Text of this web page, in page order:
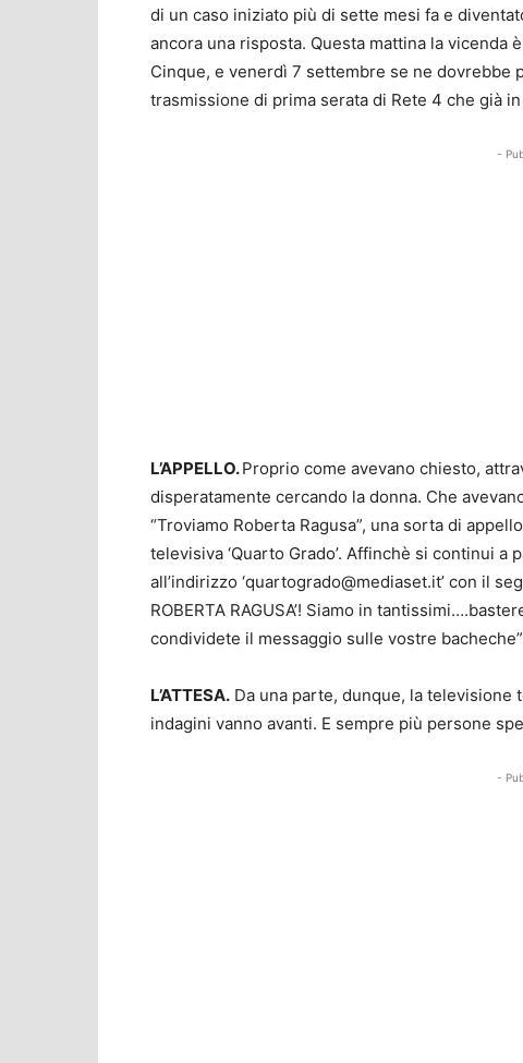
di un caso iniziato più di sette mesi fa e
ancora una risposta. Questa mattina la vicenda
Cinque, e venerdì 7 settembre se ne dovrebbe
trasmissione di prima serata di Rete 4 che già
-
L’APPELLO.Proprio come avevano chiesto,
disperatamente cercando la donna. Che
“Troviamo Roberta Ragusa”, una sorta di
televisiva ‘Quarto Grado’. Affinchè si continui
all’indirizzo ‘quartogrado@mediaset.it’ con il
ROBERTA RAGUSA’! Siamo in
condividete il messaggio sulle vostre
L’ATTESA. Da una parte, dunque, la televisione
indagini vanno avanti. E sempre più persone
-